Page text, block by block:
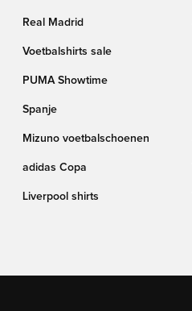
Real Madrid
Voetbalshirts sale
PUMA Showtime
Spanje
Mizuno voetbalschoenen
adidas Copa
Liverpool shirts